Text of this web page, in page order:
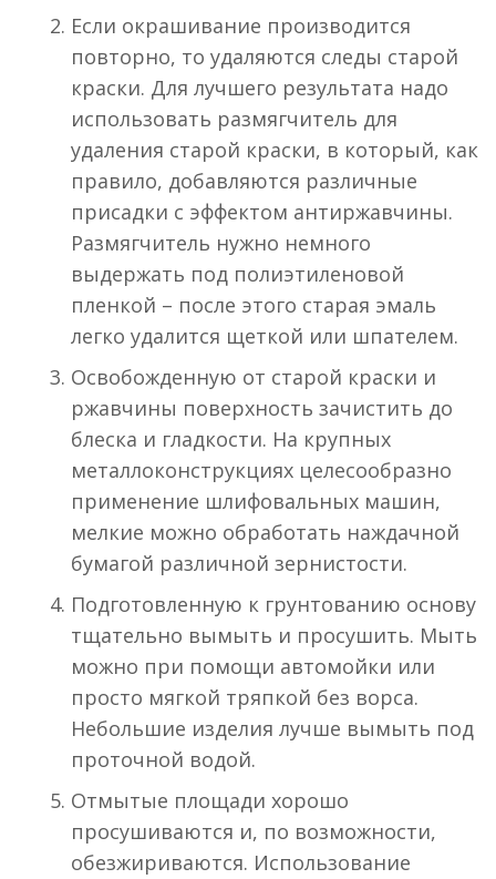
Если окрашивание производится
повторно, то удаляются следы старой
краски. Для лучшего результата надо
использовать размягчитель для
удаления старой краски, в который, как
правило, добавляются различные
присадки с эффектом антиржавчины.
Размягчитель нужно немного
выдержать под полиэтиленовой
пленкой – после этого старая эмаль
легко удалится щеткой или шпателем.
Освобожденную от старой краски и
ржавчины поверхность зачистить до
блеска и гладкости. На крупных
металлоконструкциях целесообразно
применение шлифовальных машин,
мелкие можно обработать наждачной
бумагой различной зернистости.
Подготовленную к грунтованию основу
тщательно вымыть и просушить. Мыть
можно при помощи автомойки или
просто мягкой тряпкой без ворса.
Небольшие изделия лучше вымыть под
проточной водой.
Отмытые площади хорошо
просушиваются и, по возможности,
обезжириваются. Использование